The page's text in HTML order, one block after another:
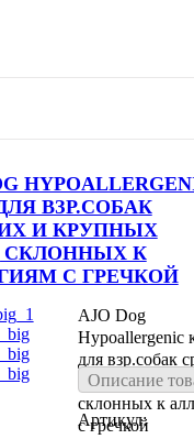
ВЗР.СОБАК
И КРУПНЫХ
СКЛОННЫХ К
С ГРЕЧКОЙ
AJO Dog
Hypoallergenic
для взр.собак
и крупных
склонных к
с гречкой
Описание
Артикул: